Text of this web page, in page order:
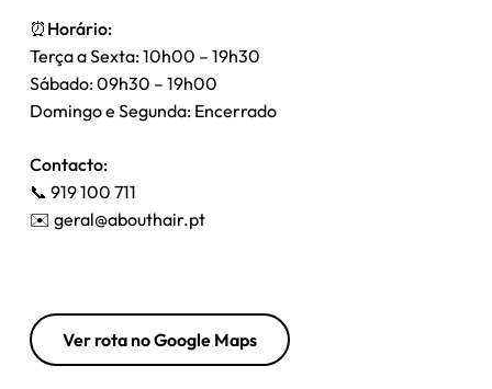
⏰ Horário:
Terça a Sexta: 10h00 – 19h30
Sábado: 09h30 – 19h00
Domingo e Segunda: Encerrado
Contacto:
📞 919 100 711
✉️ geral@abouthair.pt
Ver rota no Google Maps